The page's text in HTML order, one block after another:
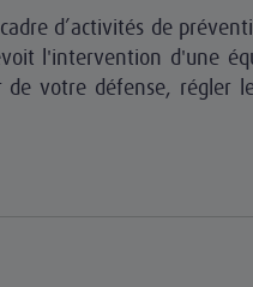
d’activités de
l'intervention d'une
de votre défense,